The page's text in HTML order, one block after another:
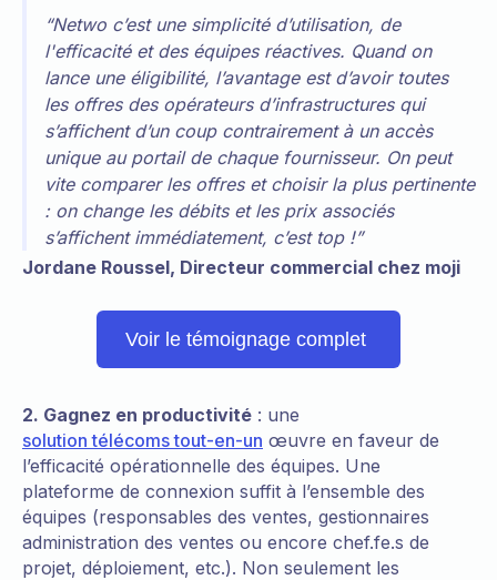
“Netwo c’est une simplicité d’utilisation, de
l'efficacité et des équipes réactives. Quand on
lance une éligibilité, l’avantage est d’avoir toutes
les offres des opérateurs d’infrastructures qui
s’affichent d’un coup contrairement à un accès
unique au portail de chaque fournisseur. On peut
vite comparer les offres et choisir la plus pertinente
: on change les débits et les prix associés
s’affichent immédiatement, c’est top !”
Jordane Roussel, Directeur commercial chez moji
Voir le témoignage complet
2. Gagnez en productivité : une
solution télécoms tout-en-un œuvre en faveur de
l’efficacité opérationnelle des équipes. Une
plateforme de connexion suffit à l’ensemble des
équipes (responsables des ventes, gestionnaires
administration des ventes ou encore chef.fe.s de
projet, déploiement, etc.). Non seulement les